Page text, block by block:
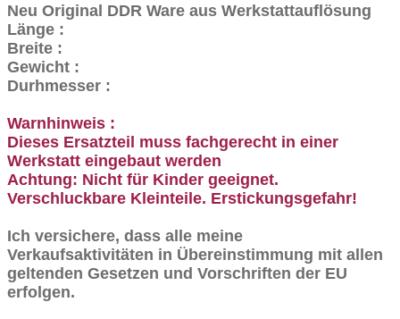
Neu Original DDR Ware aus Werkstattauflösung
Länge :
Breite :
Gewicht :
Durhmesser :
Warnhinweis :
Dieses Ersatzteil muss fachgerecht in einer
Werkstatt eingebaut werden
Achtung: Nicht für Kinder geeignet.
Verschluckbare Kleinteile. Erstickungsgefahr!
Ich versichere, dass alle meine
Verkaufsaktivitäten in Übereinstimmung mit allen
geltenden Gesetzen und Vorschriften der EU
erfolgen.